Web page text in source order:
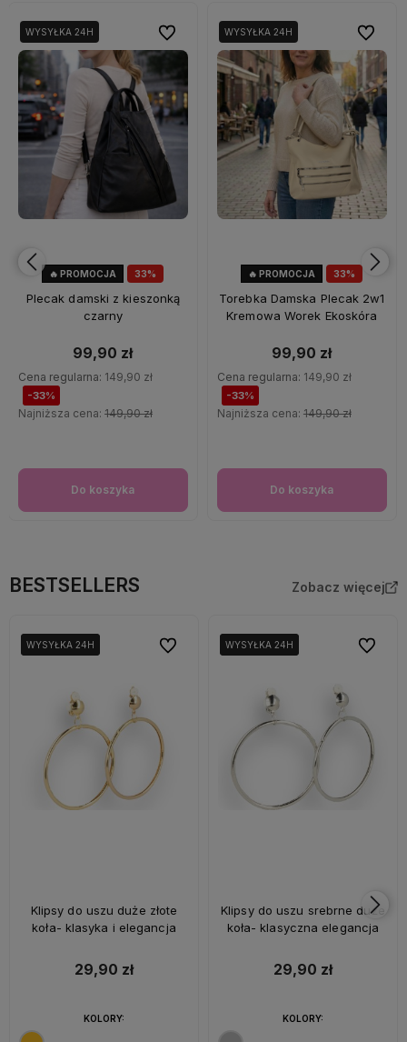
33%
🔥 PROMOCJA
WYSYŁKA 24H
Plecak damski z kieszonką
czarny
99,90 zł
Cena regularna: 149,90 zł
-33%
Najniższa cena:149,90 zł
Do koszyka
Do ulubionych
Do ulubionych
33%
🔥 PROMOCJA
WYSYŁKA 24H
Torebka Damska Plecak 2w1
Kremowa Worek Ekoskóra
99,90 zł
Cena regularna: 149,90 zł
-33%
Najniższa cena: 149,90 zł
Do koszyka
Do
Do
BESTSELLERS Zobacz więcej
WYSYŁKA 24H
WYSYŁKA 24H
Klipsy do uszu duże złote
koła- klasyka i elegancja
29,90 zł
KOLORY:
Do ulubionychWYSYŁKA 24H
WYSYŁKA 24H
Klipsy do uszu srebrne duże
koła- klasyczna elegancja
29,90 zł
KOLORY:
Do